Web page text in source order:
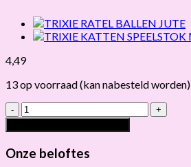
4,49
13 op voorraad (kan nabesteld worden)
TRIXIE
MUIS
PLUCHE
BEIGE
hoeveelheid
Onze beloftes